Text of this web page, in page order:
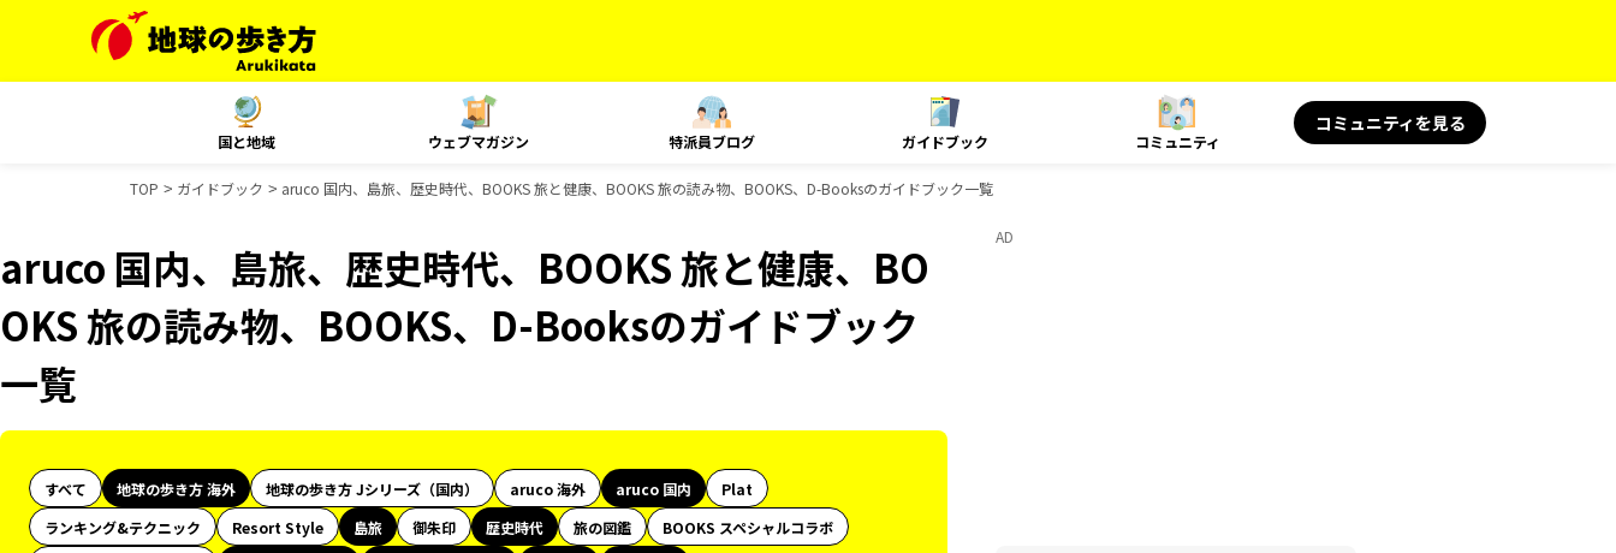
国と地域 ウェブマガジン 特派員ブログ ガイドブック コミュニティ
コミュニティを見る
TOP ガイドブック aruco 国内、島旅、歴史時代、BOOKS 旅と健康、BOOKS 旅の読み物、BOOKS、D-Booksのガイドブック一覧
aruco 国内、島旅、歴史時代、BOOKS 旅と健康、BO
OKS 旅の読み物、BOOKS、D-Booksのガイドブック
一覧
すべて 地球の歩き方 海外 地球の歩き方 Jシリーズ（国内） aruco 海外 aruco 国内
Plat
ランキング&テクニック
Resort Style 島旅 御朱印 歴史時代 旅の図鑑
BOOKS スペシャルコラボ
AD